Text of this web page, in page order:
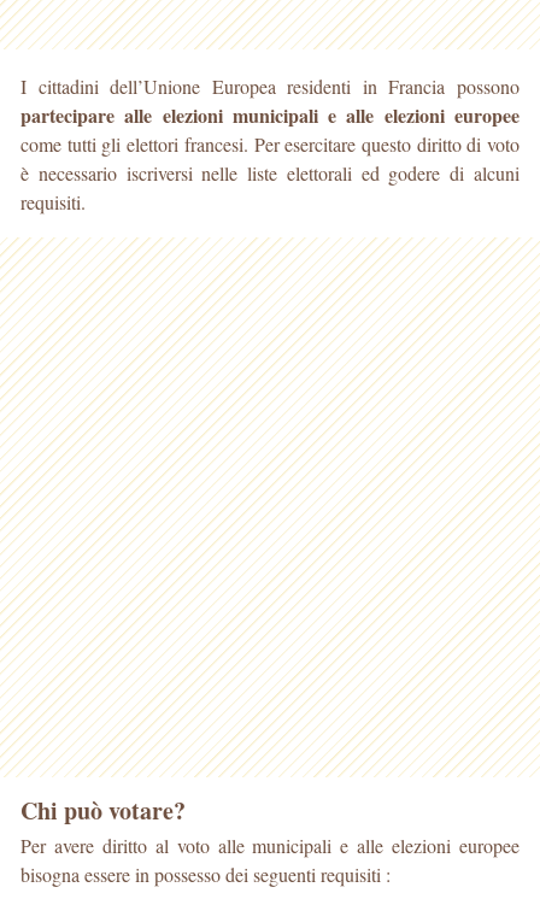
I cittadini dell’Unione Europea residenti in Francia possono
partecipare alle elezioni municipali e alle elezioni europee
come tutti gli elettori francesi. Per esercitare questo diritto di voto
è necessarioiscriversi nelle liste elettorali ed godere di alcuni
requisiti.
Chi può votare?
Per avere diritto al voto alle municipali e alle elezioni europee
bisogna essere in possesso dei seguenti requisiti :